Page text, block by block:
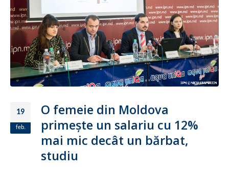
19
feb.
O femeie din Moldova
primeşte un salariu cu 12%
mai mic decât un bărbat,
studiu